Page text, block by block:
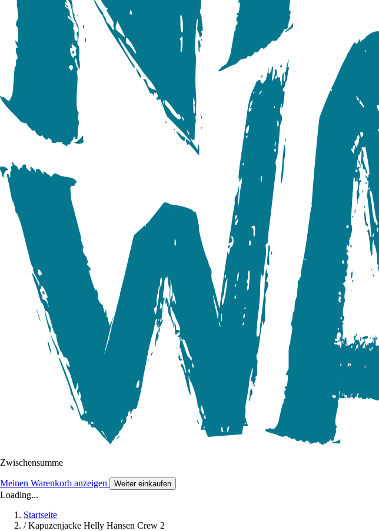
Zwischensumme
Meinen Warenkorb anzeigen Weiter einkaufen
Loading...
Startseite
/ Kapuzenjacke Helly Hansen Crew 2